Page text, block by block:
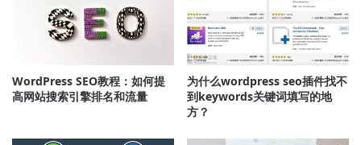
WordPress SEO教程：如何提
高网站搜索引擎排名和流量
为什么wordpress seo插件找不
到keywords关键词填写的地
方？